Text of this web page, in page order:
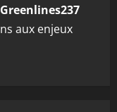
Greenlines237
aux enjeux